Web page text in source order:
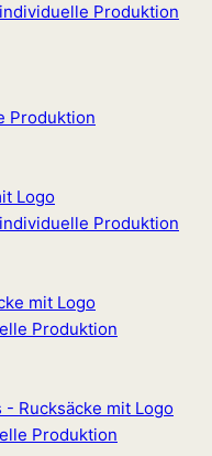
individuelle Produktion
Produktion
individuelle Produktion
Produktion
Produktion